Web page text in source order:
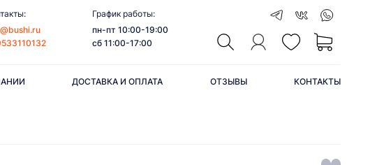
График работы:
пн-пт 10:00-19:00
сб 11:00-17:00
ДОСТАВКА И ОПЛАТА ОТЗЫВЫ КОНТАКТЫ